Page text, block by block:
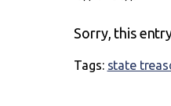
Sorry, this
Tags: state